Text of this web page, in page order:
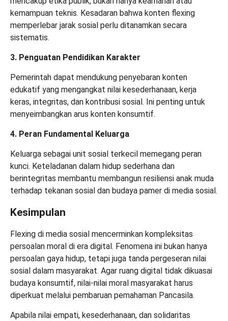
kemampuan teknis. Kesadaran bahwa konten flexing
memperlebar jarak sosial perlu ditanamkan secara
sistematis.
3. Penguatan Pendidikan Karakter
Pemerintah dapat mendukung penyebaran konten
edukatif yang mengangkat nilai kesederhanaan, kerja
keras, integritas, dan kontribusi sosial. Ini penting untuk
menyeimbangkan arus konten konsumtif.
4. Peran Fundamental Keluarga
Keluarga sebagai unit sosial terkecil memegang peran
kunci. Keteladanan dalam hidup sederhana dan
berintegritas membantu membangun resiliensi anak muda
terhadap tekanan sosial dan budaya pamer di media sosial.
Kesimpulan
Flexing di media sosial mencerminkan kompleksitas
persoalan moral di era digital. Fenomena ini bukan hanya
persoalan gaya hidup, tetapi juga tanda pergeseran nilai
sosial dalam masyarakat. Agar ruang digital tidak dikuasai
budaya konsumtif, nilai-nilai moral masyarakat harus
diperkuat melalui pembaruan pemahaman Pancasila.
Apabila nilai empati, kesederhanaan, dan solidaritas